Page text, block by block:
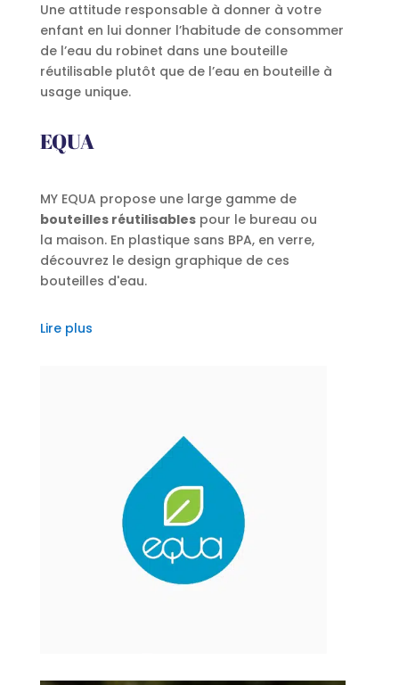
Une attitude responsable à donner à votre
enfant en lui donner l’habitude de consommer
de l’eau du robinet dans une bouteille
réutilisable plutôt que de l’eau en bouteille à
usage unique.
EQUA
MY EQUA propose une large gamme de
bouteilles réutilisablespour le bureau ou
la maison. En plastique sans BPA, en verre,
découvrez le design graphique de ces
bouteilles d'eau.
Lire plus